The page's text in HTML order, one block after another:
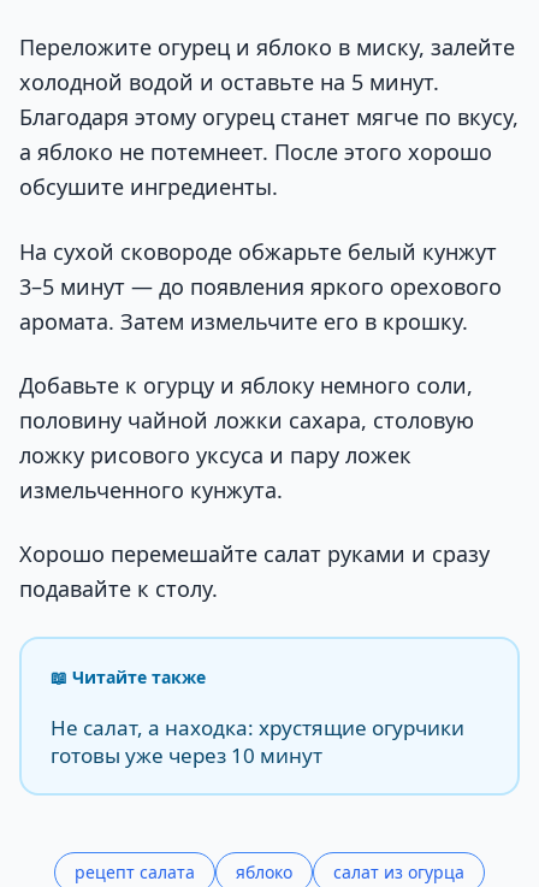
Переложите огурец и яблоко в миску, залейте
холодной водой и оставьте на 5 минут.
Благодаря этому огурец станет мягче по вкусу,
а яблоко не потемнеет. После этого хорошо
обсушите ингредиенты.
На сухой сковороде обжарьте белый кунжут
3–5 минут — до появления яркого орехового
аромата. Затем измельчите его в крошку.
Добавьте к огурцу и яблоку немного соли,
половину чайной ложки сахара, столовую
ложку рисового уксуса и пару ложек
измельченного кунжута.
Хорошо перемешайте салат руками и сразу
подавайте к столу.
📖 Читайте также
Не салат, а находка: хрустящие огурчики
готовы уже через 10 минут
рецепт салата яблоко салат из огурца